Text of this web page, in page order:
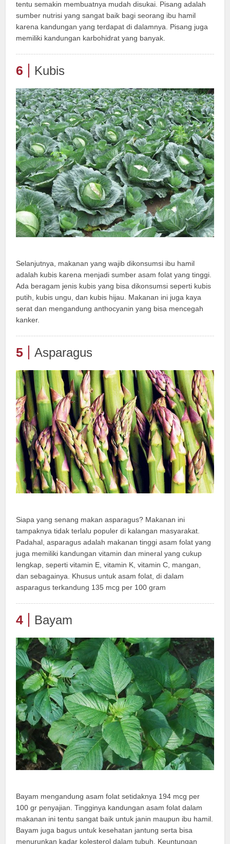
tentu semakin membuatnya mudah disukai. Pisang adalah
sumber nutrisi yang sangat baik bagi seorang ibu hamil
karena kandungan yang terdapat di dalamnya. Pisang juga
memiliki kandungan karbohidrat yang banyak.
6 Kubis
Selanjutnya, makanan yang wajib dikonsumsi ibu hamil
adalah kubis karena menjadi sumber asam folat yang tinggi.
Ada beragam jenis kubis yang bisa dikonsumsi seperti kubis
putih, kubis ungu, dan kubis hijau. Makanan ini juga kaya
serat dan mengandung anthocyanin yang bisa mencegah
kanker.
5 Asparagus
Siapa yang senang makan asparagus? Makanan ini
tampaknya tidak terlalu populer di kalangan masyarakat.
Padahal, asparagus adalah makanan tinggi asam folat yang
juga memiliki kandungan vitamin dan mineral yang cukup
lengkap, seperti vitamin E, vitamin K, vitamin C, mangan,
dan sebagainya. Khusus untuk asam folat, di dalam
asparagus terkandung 135 mcg per 100 gram
4 Bayam
Bayam mengandung asam folat setidaknya 194 mcg per
100 gr penyajian. Tingginya kandungan asam folat dalam
makanan ini tentu sangat baik untuk janin maupun ibu hamil.
Bayam juga bagus untuk kesehatan jantung serta bisa
menurunkan kadar kolesterol dalam tubuh. Keuntungan